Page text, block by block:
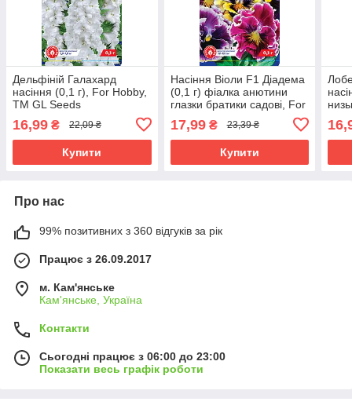
Дельфіній Галахард
насіння (0,1 г), For Hobby,
TM GL Seeds
16,99 ₴ 22,09 ₴
Купити
Насіння Віоли F1 Діадема
(0,1 г) фіалка анютини
глазки братики садові, For
17,99₴ 23,39 ₴
Купити
Про нас
99% позитивних з 360 відгуків за рік
Працює з 26.09.2017
м. Кам'янське
Кам'янське, Україна
Контакти
Сьогодні працює з 06:00 до 23:00
Показати весь графік роботи